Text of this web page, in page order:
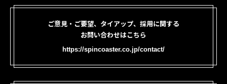
ご意見・ご要望、タイアップ、採用に関する
お問い合わせはこちら
https://spincoaster.co.jp/contact/